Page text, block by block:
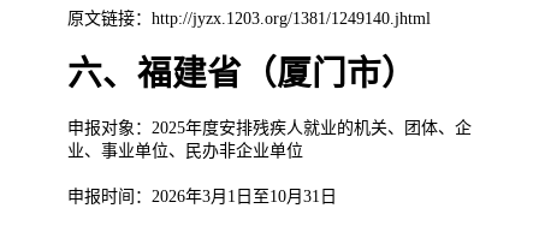
原文链接：http://jyzx.1203.org/1381/1249140.jhtml
六、福建省（厦门市）
申报对象：2025年度安排残疾人就业的机关、团体、企
业、事业单位、民办非企业单位
申报时间：2026年3月1日至10月31日